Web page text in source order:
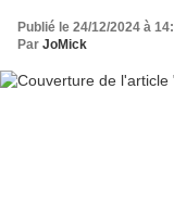
Publié le 24/12/2024 à
Par JoMick